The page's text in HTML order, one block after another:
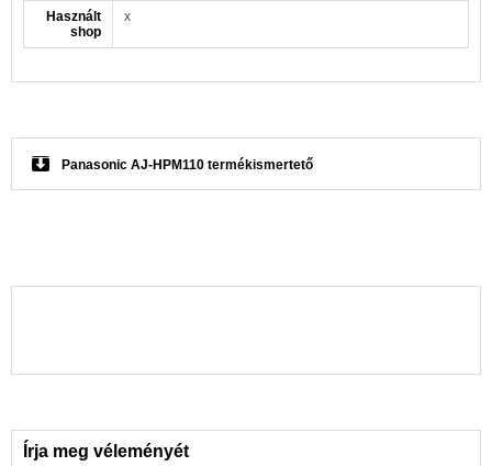
Használt
shop
x
Panasonic AJ-HPM110 termékismertető
Írja meg véleményét